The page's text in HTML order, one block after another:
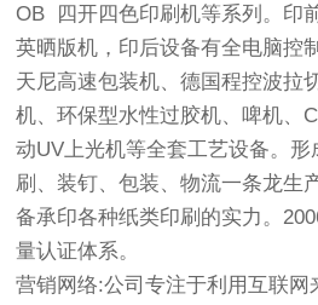
OB 四开四色印刷机等系列。印
英晒版机，印后设备有全电脑控
天尼高速包装机、德国程控波拉
机、环保型水性过胶机、啤机、
动UV上光机等全套工艺设备。
刷、装钉、包装、物流一条龙生
备承印各种纸类印刷的实力。
量认证体系。
营销网络:公司专注于利用互联网